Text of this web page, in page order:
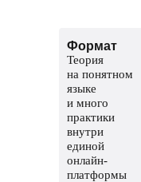
Формат
Теория
на понятном
языке
и много
практики
внутри
единой
онлайн-
платформы